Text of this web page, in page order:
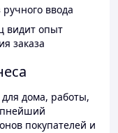
ввода
видит опыт
заказа
дома, работы,
покупателей и